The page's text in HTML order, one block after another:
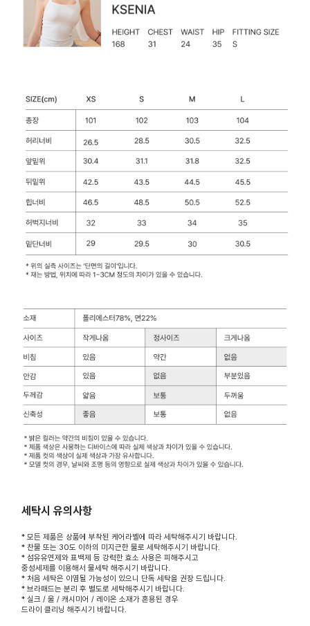
세탁시 유의사항
* 모든 제품은 상품에 부착된 케어라벨에 따라 세탁해주시기 바랍니다.
* 찬물 또는 30도 이하의 미지근한 물로 세탁해주시기 바랍니다.
* 섬유유연제와 표백제 등 강력한 효소 사용은 피해주시고
중성세제를 이용해서 물세탁 해주시기 바랍니다.
* 처음 세탁은 이염될 가능성이 있으니 단독 세탁을 권장 드립니다.
* 브라패드는 분리 후 별도로 세탁해주시기 바랍니다.
* 실크 / 울 / 캐시미어 / 레이온 소재가 혼용된 경우
드라이 클리닝 해주시기 바랍니다.